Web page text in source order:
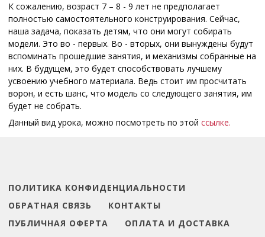
К сожалению, возраст 7 – 8 - 9 лет не предполагает
полностью самостоятельного конструирования. Сейчас,
наша задача, показать детям, что они могут собирать
модели. Это во - первых. Во - вторых, они вынуждены будут
вспоминать прошедшие занятия, и механизмы собранные на
них. В будущем, это будет способствовать лучшему
усвоению учебного материала. Ведь стоит им просчитать
ворон, и есть шанс, что модель со следующего занятия, им
будет не собрать.
Данный вид урока, можно посмотреть по этой ссылке.
ПОЛИТИКА КОНФИДЕНЦИАЛЬНОСТИ
ОБРАТНАЯ СВЯЗЬ
КОНТАКТЫ
ПУБЛИЧНАЯ ОФЕРТА
ОПЛАТА И ДОСТАВКА